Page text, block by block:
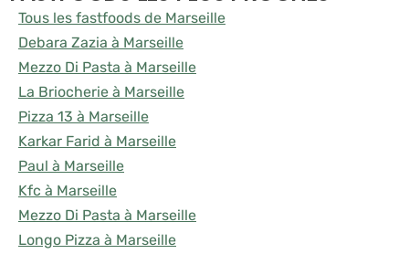
Tous les fastfoods de Marseille
Debara Zazia à Marseille
Mezzo Di Pasta à Marseille
La Briocherie à Marseille
Pizza 13 à Marseille
Karkar Farid à Marseille
Paul à Marseille
Kfc à Marseille
Mezzo Di Pasta à Marseille
Longo Pizza à Marseille